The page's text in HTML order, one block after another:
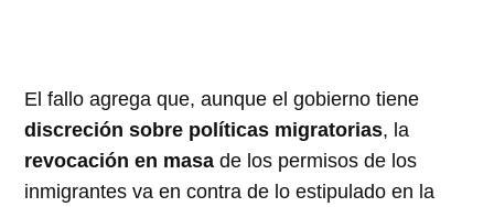
El fallo agrega que, aunque el gobierno tiene
discreción sobre políticas migratorias, la
revocación en masa de los permisos de los
inmigrantes va en contra de lo estipulado en la